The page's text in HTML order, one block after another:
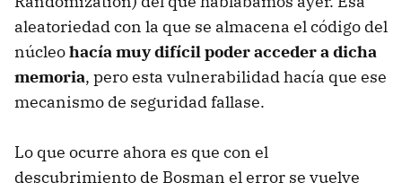
aleatoriedad con la que se almacena el código del
núcleohacía muy difícil poder acceder a dicha
memoria, pero esta vulnerabilidad hacía que ese
mecanismo de seguridad fallase.
Lo que ocurre ahora es que con el
descubrimiento de Bosman el error se vuelve